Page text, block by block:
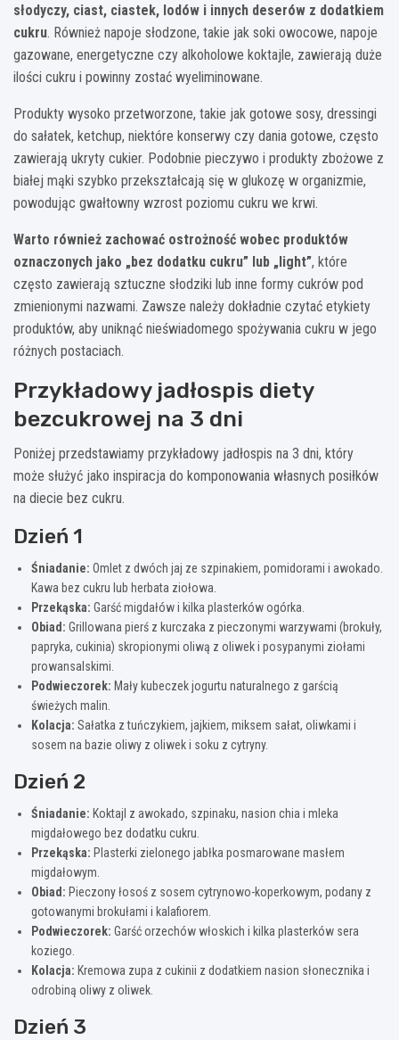
słodyczy, ciast, ciastek, lodów i innych deserów z dodatkiem
cukru. Również napoje słodzone, takie jak soki owocowe, napoje
gazowane, energetyczne czy alkoholowe koktajle, zawierają duże
ilości cukru i powinny zostać wyeliminowane.
Produkty wysoko przetworzone, takie jak gotowe sosy, dressingi
do sałatek, ketchup, niektóre konserwy czy dania gotowe, często
zawierają ukryty cukier. Podobnie pieczywo i produkty zbożowe z
białej mąki szybko przekształcają się w glukozę w organizmie,
powodując gwałtowny wzrost poziomu cukru we krwi.
Warto również zachować ostrożność wobec produktów
oznaczonych jako „bez dodatku cukru” lub „light”, które
często zawierają sztuczne słodziki lub inne formy cukrów pod
zmienionymi nazwami. Zawsze należy dokładnie czytać etykiety
produktów, aby uniknąć nieświadomego spożywania cukru w jego
różnych postaciach.
Przykładowy jadłospis diety
bezcukrowej na 3 dni
Poniżej przedstawiamy przykładowy jadłospis na 3 dni, który
może służyć jako inspiracja do komponowania własnych posiłków
na diecie bez cukru.
Dzień 1
Śniadanie: Omlet z dwóch jaj ze szpinakiem, pomidorami i awokado.
Kawa bez cukru lub herbata ziołowa.
Przekąska: Garść migdałów i kilka plasterków ogórka.
Obiad: Grillowana pierś z kurczaka z pieczonymi warzywami (brokuły,
papryka, cukinia) skropionymi oliwą z oliwek i posypanymi ziołami
prowansalskimi.
Podwieczorek: Mały kubeczek jogurtu naturalnego z garścią
świeżych malin.
Kolacja: Sałatka z tuńczykiem, jajkiem, miksem sałat, oliwkami i
sosem na bazie oliwy z oliwek i soku z cytryny.
Dzień 2
Śniadanie: Koktajl z awokado, szpinaku, nasion chia i mleka
migdałowego bez dodatku cukru.
Przekąska: Plasterki zielonego jabłka posmarowane masłem
migdałowym.
Obiad: Pieczony łosoś z sosem cytrynowo-koperkowym, podany z
gotowanymi brokułami i kalafiorem.
Podwieczorek: Garść orzechów włoskich i kilka plasterków sera
koziego.
Kolacja: Kremowa zupa z cukinii z dodatkiem nasion słonecznika i
odrobiną oliwy z oliwek.
Dzień 3